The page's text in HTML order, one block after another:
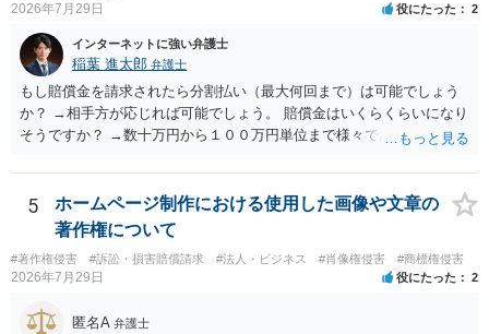
2026年7月29日 役にたった 2
インターネットに強い弁護士
稲葉 進太郎 弁護士
もし賠償金を請求されたら分割払い（最大何回まで）は可能でしょう
か？ →相手方が応じれば可能でしょう。 賠償金はいくらくらいになり
そうですか？ →数十万円から１００万円単位まで様々であり、不明で
渉が行われ、双方合意に至れば支払が開始され、決裂して相手方が訴
訟提起を選択すれば訴訟の中で解決がなされる流れが通常です。
5
ホームページ制作における使用した画像や文章の
著作権について
#著作権侵害 #訴訟・損害賠償請求 #法人・ビジネス #肖像権侵害 #商標権侵害
2026年7月29日 役にたった 2
匿名A 弁護士